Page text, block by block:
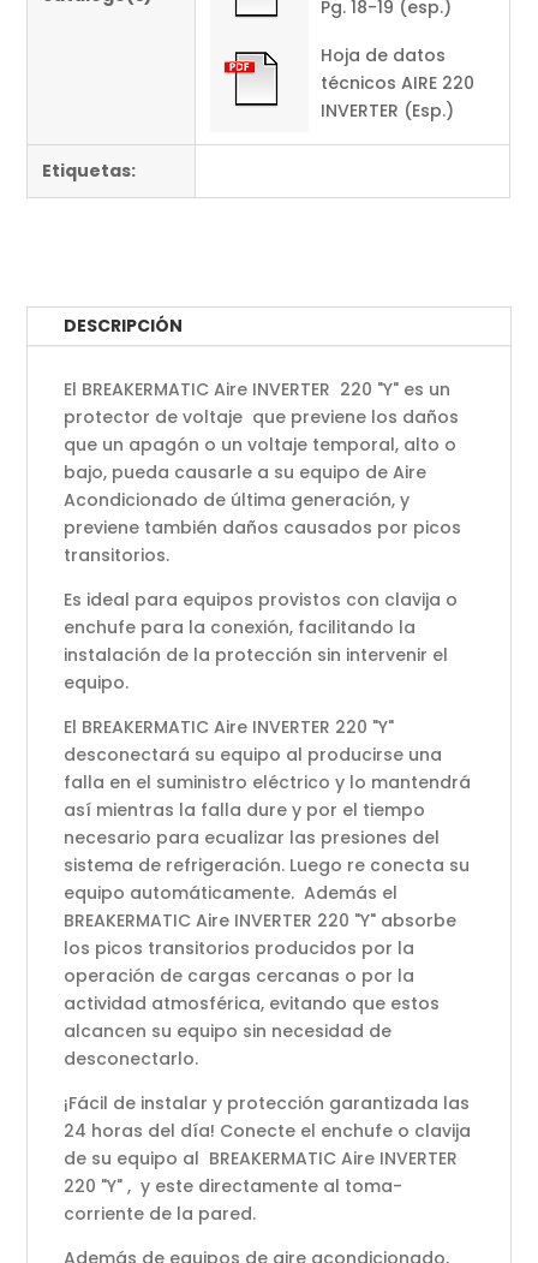
Pg. 18-19 (esp.)
Hoja de datos
técnicos AIRE 220
INVERTER (Esp.)
Etiquetas:
DESCRIPCIÓN
El BREAKERMATIC Aire INVERTER 220 "Y" es un
protector de voltaje que previene los daños
que un apagón o un voltaje temporal, alto o
bajo, pueda causarle a su equipo de Aire
Acondicionado de última generación, y
previene también daños causados por picos
transitorios.
Es ideal para equipos provistos con clavija o
enchufe para la conexión, facilitando la
instalación de la protección sin intervenir el
equipo.
El BREAKERMATIC Aire INVERTER 220 "Y"
desconectará su equipo al producirse una
falla en el suministro eléctrico y lo mantendrá
así mientras la falla dure y por el tiempo
necesario para ecualizar las presiones del
sistema de refrigeración. Luego re conecta su
equipo automáticamente. Además el
BREAKERMATIC Aire INVERTER 220 "Y" absorbe
los picos transitorios producidos por la
operación de cargas cercanas o por la
actividad atmosférica, evitando que estos
alcancen su equipo sin necesidad de
desconectarlo.
¡Fácil de instalar y protección garantizada las
24 horas del día! Conecte el enchufe o clavija
de su equipo al BREAKERMATIC Aire INVERTER
220 "Y" , y este directamente al toma-
corriente de la pared.
Además de equipos de aire acondicionado,